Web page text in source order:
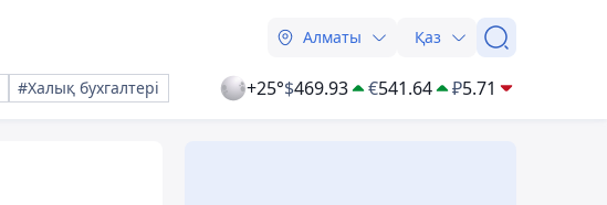
Алматы Қаз
#Халық бухгалтері +25°$469.93 €541.64 ₽5.71